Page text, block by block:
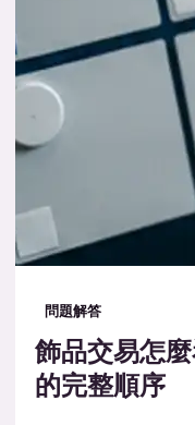
問題解答
飾品交易怎
的完整順序